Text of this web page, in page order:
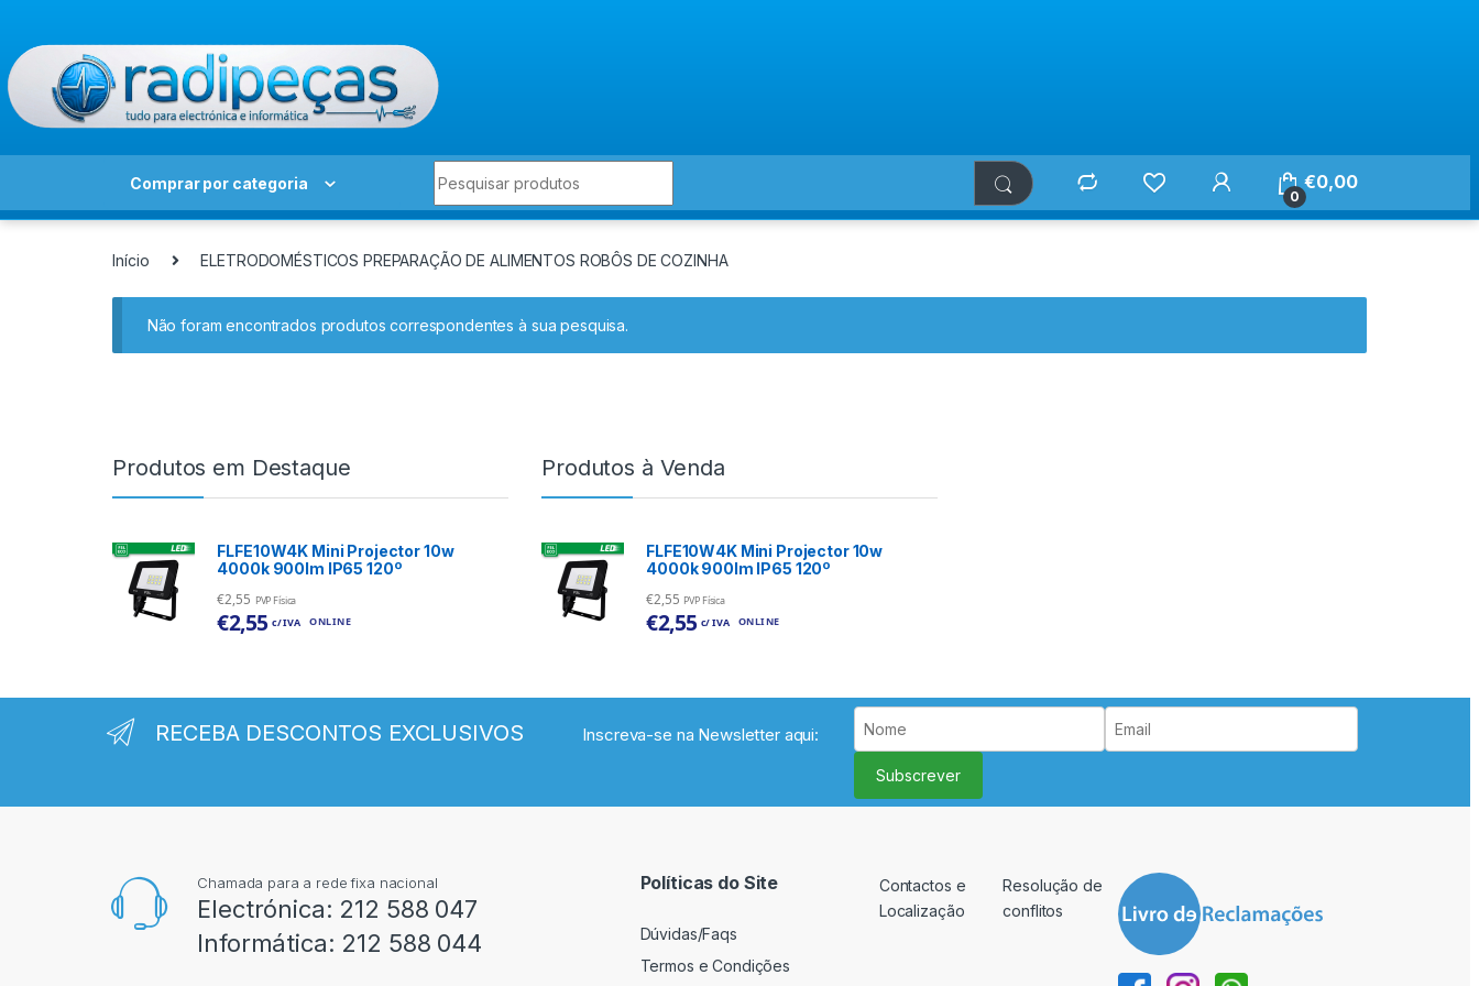
Comprar por categoria
0
€0,00
Início ELETRODOMÉSTICOS PREPARAÇÃO DE ALIMENTOS ROBÔS DE COZINHA
Não foram encontrados produtos correspondentes à sua pesquisa.
Produtos em Destaque
FLFE10W4K Mini Projector 10w
4000k 900lm IP65 120º
€2,55 PVP Física
€2,55 c/ IVA ONLINE
Produtos à Venda
FLFE10W4K Mini Projector 10w
4000k 900lm IP65 120º
€2,55 PVP Física
€2,55 c/ IVA ONLINE
RECEBA DESCONTOS EXCLUSIVOS Inscreva-se na Newsletter aqui:
Subscrever
Chamada para a rede fixa nacional
Electrónica: 212 588 047
Informática: 212 588 044
Políticas do Site
Dúvidas/Faqs
Termos e Condições
Contactos e
Localização
Resolução de
conflitos